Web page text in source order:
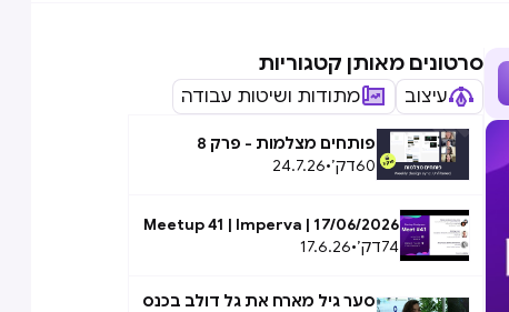
סרטונים מאותן קטגוריות
עיצוב מתודות ושיטות עבודה
פותחים מצלמות - פרק 8
60דק׳•
24.7.26
Meetup 41 | Imperva | 17/06/2026
74דק׳•
17.6.26
סער גיל מארח את גל דולב בכנס